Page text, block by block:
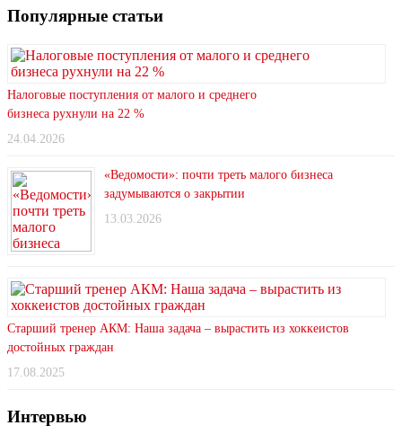
Популярные статьи
Налоговые поступления от малого и среднего
бизнеса рухнули на 22 %
24.04.2026
«Ведомости»: почти треть малого бизнеса
задумываются о закрытии
13.03.2026
Старший тренер АКМ: Наша задача – вырастить из хоккеистов
достойных граждан
17.08.2025
Интервью